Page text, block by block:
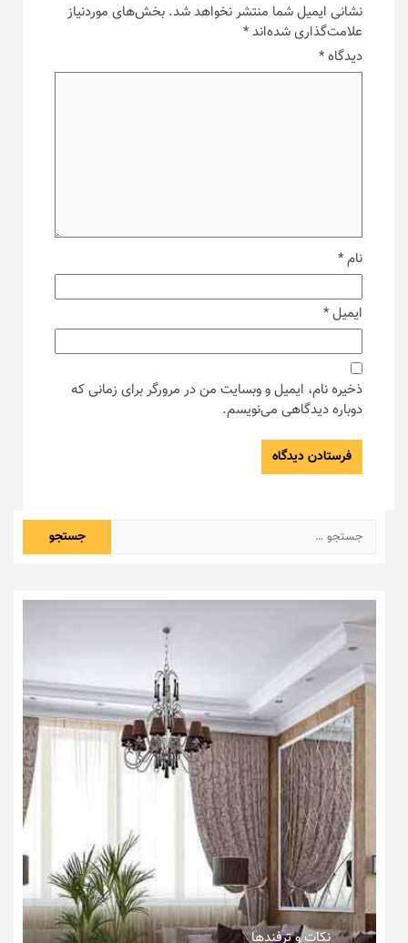
نشانی ایمیل شما منتشر نخواهد شد. بخش‌های موردنیاز
علامت‌گذاری شده‌اند*
دیدگاه*
نام*
ایمیل*
ذخیره نام، ایمیل و وبسایت من در مرورگر برای زمانی که
دوباره دیدگاهی می‌نویسم.
جستجو
برای:
نکات و ترفندها